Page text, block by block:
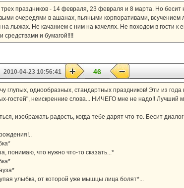
трех праздников - 14 февраля, 23 февраля и 8 марта. Но
очередями в ашанах, пьяными корпоративами,
лыжах. Не качанием с ним на качелях. Не походом в гости к
средствами и бумагой!!!!
2010-04-23 10:56:41 46
глупых, однообразных, стандартных праздников! Эти из
гостей", неискренние слова... НИЧЕГО мне не надо!! Лучший
изображать радость, когда тебе дарят что-то. Бесит
понимаю, что нужно что-то сказать...*
улыбка, от которой уже мышцы лица болят*...